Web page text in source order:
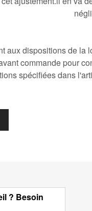
aux dispositions de la
commande pour
spécifiées dans
? Besoin